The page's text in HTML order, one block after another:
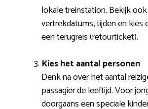
lokale treinstation. Bekijk
vertrekdatums, tijden en
een terugreis (retourticket).
Kies het aantal personen
Denk na over het aantal
passagier de leeftijd. Voor
doorgaans een speciale